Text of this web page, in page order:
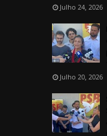
Julho 24, 2026
Julho 20, 2026